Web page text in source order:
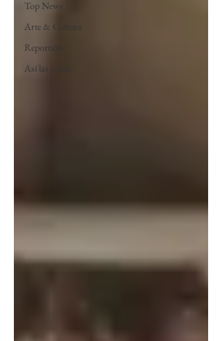
Top News
Arte & Cultura
Reportajes
Así las cosas